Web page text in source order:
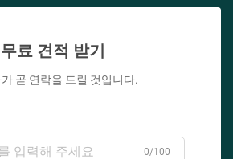
무료 견적 받기
곧 연락을 드릴 것입니다.
0/100